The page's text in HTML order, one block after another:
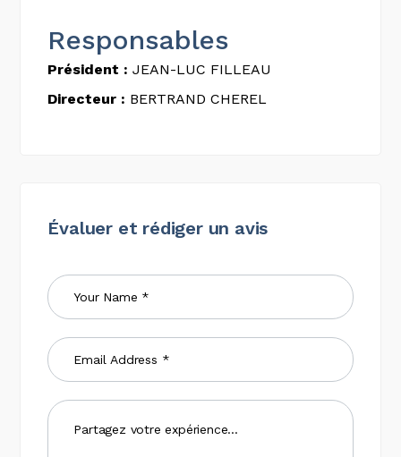
Responsables
Président : JEAN-LUC FILLEAU
Directeur : BERTRAND CHEREL
Évaluer et rédiger un avis